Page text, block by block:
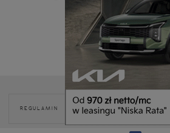
REGULAMIN
POLITYKA
COOKIES